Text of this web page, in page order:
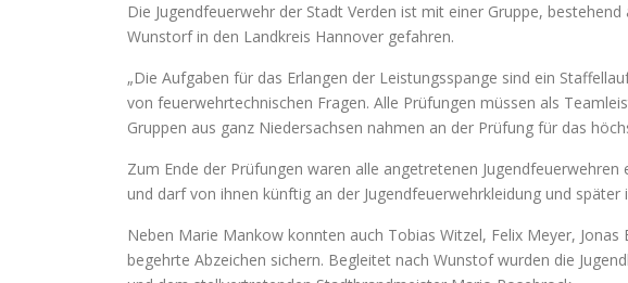
Die Jugendfeuerwehr der Stadt Verden ist mit einer Gruppe,
Wunstorf in den Landkreis Hannover gefahren.
„Die Aufgaben für das Erlangen der Leistungsspange sind ein
von feuerwehrtechnischen Fragen. Alle Prüfungen müssen als
Gruppen aus ganz Niedersachsen nahmen an der Prüfung für das
Zum Ende der Prüfungen waren alle angetretenen
und darf von ihnen künftig an der Jugendfeuerwehrkleidung und
Neben Marie Mankow konnten auch Tobias Witzel, Felix Meyer,
begehrte Abzeichen sichern. Begleitet nach Wunstof wurden die